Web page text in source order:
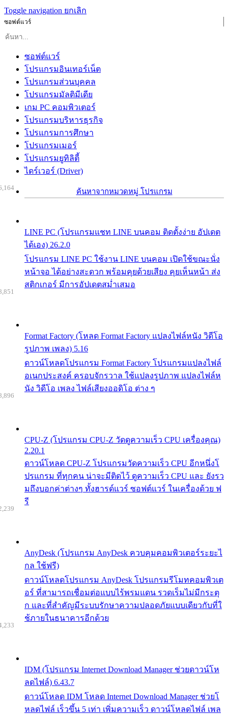
Toggle navigation ยกเลิก
ซอฟต์แวร์
ซอฟต์แวร์
โปรแกรมอินเทอร์เน็ต
โปรแกรมส่วนบุคคล
โปรแกรมมัลติมีเดีย
เกม PC คอมพิวเตอร์
โปรแกรมบริหารธุรกิจ
โปรแกรมการศึกษา
โปรแกรมเมอร์
โปรแกรมยูทิลิตี้
ไดร์เวอร์ (Driver)
ค้นหาจากหมวดหมู่ โปรแกรม
LINE PC (โปรแกรมแชท LINE บนคอม ติดตั้งง่าย อัปเดต
ได้เอง) 26.2.0
โปรแกรม LINE PC ใช้งาน LINE บนคอม เปิดใช้ขณะนั่ง
หน้าจอ ได้อย่างสะดวก พร้อมคุยด้วยเสียง คุยเห็นหน้า ส่ง
สติกเกอร์ มีการอัปเดตสม่ำเสมอ
Format Factory (โหลด Format Factory แปลงไฟล์หนัง วิดีโอ
รูปภาพ เพลง) 5.16
ดาวน์โหลดโปรแกรม Format Factory โปรแกรมแปลงไฟล์
อเนกประสงค์ ครอบจักรวาล ใช้แปลงรูปภาพ แปลงไฟล์ห
นัง วิดีโอ เพลง ไฟล์เสียงออดิโอ ต่าง ๆ
CPU-Z (โปรแกรม CPU-Z วัดดูความเร็ว CPU เครื่องคุณ)
2.20.1
ดาวน์โหลด CPU-Z โปรแกรมวัดความเร็ว CPU อีกหนึ่งโ
ปรแกรม ที่ทุกคน น่าจะมีติดไว้ ดูความเร็ว CPU และ ยังรว
มถึงบอกค่าต่างๆ ทั้งฮารด์แวร์ ซอฟต์แวร์ ในเครื่องด้วย ฟ
รี
AnyDesk (โปรแกรม AnyDesk ควบคุมคอมพิวเตอร์ระยะไ
กล ใช้ฟรี)
ดาวน์โหลดโปรแกรม AnyDesk โปรแกรมรีโมทคอมพิวเต
อร์ ที่สามารถเชื่อมต่อแบบไร้พรมแดน รวดเร็มไม่มีกระตุ
ก และที่สำคัญมีระบบรักษาความปลอดภัยแบบเดียวกับที่ใ
ช้ภายในธนาคารอีกด้วย
IDM (โปรแกรม Internet Download Manager ช่วยดาวน์โห
ลดไฟล์) 6.43.7
ดาวน์โหลด IDM โหลด Internet Download Manager ช่วยโ
หลดไฟล์ เร็วขึ้น 5 เท่า เพิ่มความเร็ว ดาวน์โหลดไฟล์ เพล